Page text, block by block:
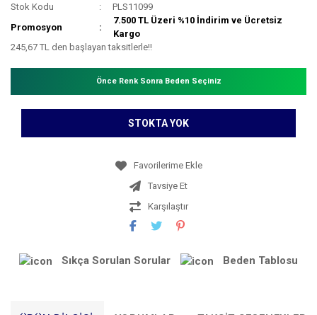
Stok Kodu
PLS11099
Promosyon
7.500 TL Üzeri %10 İndirim ve Ücretsiz
Kargo
245,67 TL den başlayan taksitlerle!!
Önce Renk Sonra Beden Seçiniz
STOKTA YOK
Tavsiye Et
Karşılaştır
Sıkça Sorulan Sorular Beden Tablosu